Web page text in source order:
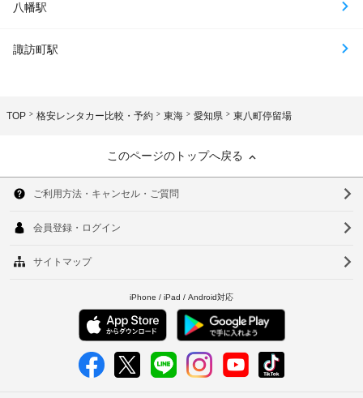
八幡駅
諏訪町駅
TOP 格安レンタカー比較・予約 東海 愛知県 東八町停留場
このページのトップへ戻る